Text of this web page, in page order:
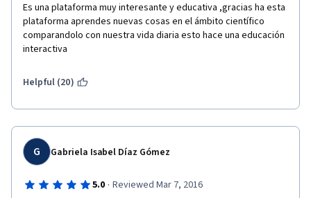
Es una plataforma muy interesante y educativa ,gracias ha esta
plataforma aprendes nuevas cosas en el ámbito científico
comparandolo con nuestra vida diaria esto hace una educación
interactiva
Helpful (20)
G Gabriela Isabel Díaz Gómez
5.0 · Reviewed Mar 7, 2016